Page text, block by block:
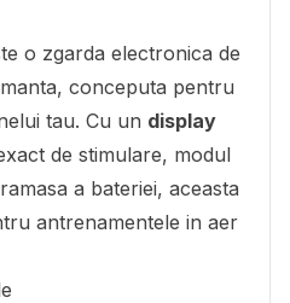
o zgarda electronica de
conceputa pentru
tau. Cu un display
de stimulare, modul
a bateriei, aceasta
antrenamentele in aer